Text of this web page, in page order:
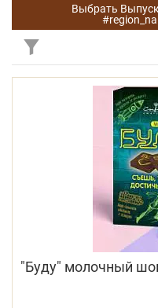
Выбрать
"Буду" молочный